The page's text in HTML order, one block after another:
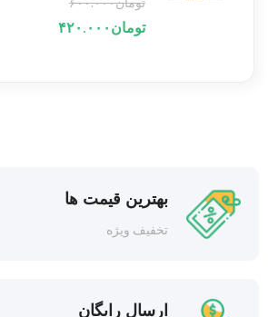
تومان ۴۲۰.۰۰۰
بهترین قیمت ها
تخفیف ویژه
ارسال رایگان